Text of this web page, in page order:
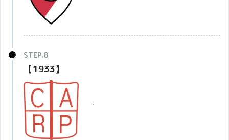
【1933】
・